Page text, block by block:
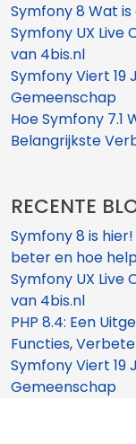
Symfony 8 Wat is
Symfony UX
van 4bis.nl
Symfony Viert 19
Gemeenschap
Hoe Symfony 7.1
Belangrijkste
RECENTE
Symfony 8 is
beter en hoe
Symfony UX
van 4bis.nl
PHP 8.4: Een
Functies,
Symfony Viert 19
Gemeenschap